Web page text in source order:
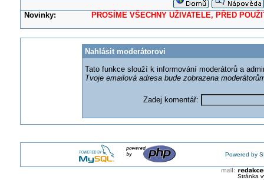
Novinky: PROSÍME VŠECHNY UŽIVATELE, PŘED
Nahlásit moderátorovi
Tato funkce slouží k informování moderátorů a
Tvoje emailová adresa bude zobrazena
Zadej komentář:
Powered by
Stránka